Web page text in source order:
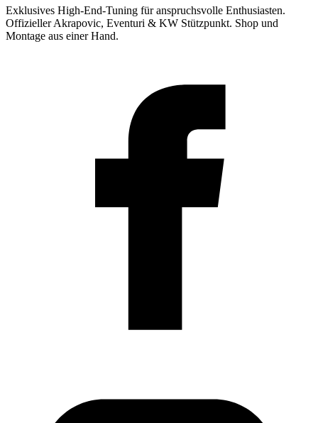
Exklusives High-End-Tuning für anspruchsvolle Enthusiasten.
Offizieller Akrapovic, Eventuri & KW Stützpunkt. Shop und
Montage aus einer Hand.